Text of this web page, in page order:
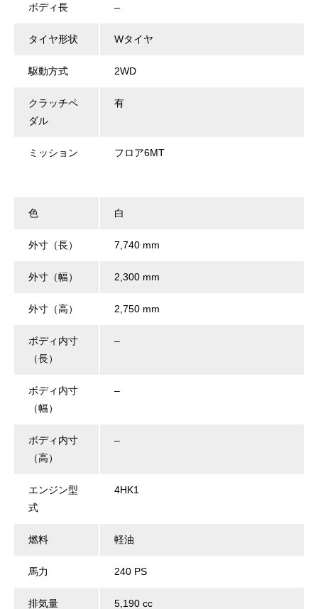
ボディ長 –
タイヤ形状 Wタイヤ
駆動方式 2WD
クラッチペ
ダル
有
ミッション フロア6MT
色 白
外寸（長） 7,740 mm
外寸（幅） 2,300 mm
外寸（高） 2,750 mm
ボディ内寸
（長）
–
ボディ内寸
（幅）
–
ボディ内寸
（高）
–
エンジン型
式
4HK1
燃料 軽油
馬力 240 PS
排気量 5,190 cc